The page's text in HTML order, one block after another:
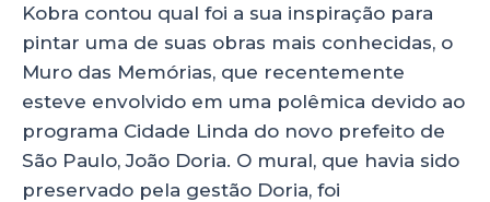
Kobra contou qual foi a sua inspiração para
pintar uma de suas obras mais conhecidas, o
Muro das Memórias, que recentemente
esteve envolvido em uma polêmica devido ao
programa Cidade Linda do novo prefeito de
São Paulo, João Doria. O mural, que havia sido
preservado pela gestão Doria, foi